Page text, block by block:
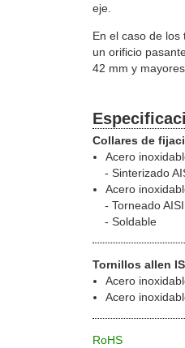
eje.
En el caso de los
un orificio
42 mm y
Collares de
Acero
Sinterizado
Acero
Torneado
Soldable
Tornillos allen
Acero
Acero
RoHS